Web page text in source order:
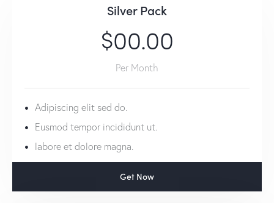
Silver Pack
$00.00
Per Month
Adipiscing elit sed do.
Eusmod tempor incididunt ut.
labore et dolore magna.
Get Now